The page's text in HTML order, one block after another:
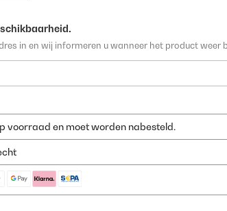
in en wij informeren u wanneer het product weer
voorraad en moet worden nabesteld.